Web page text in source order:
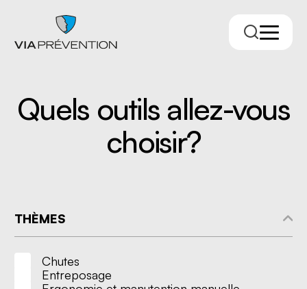
Trouver votre conseiller.ère
Quels outils allez-vous
choisir?
THÈMES
Chutes
Entreposage